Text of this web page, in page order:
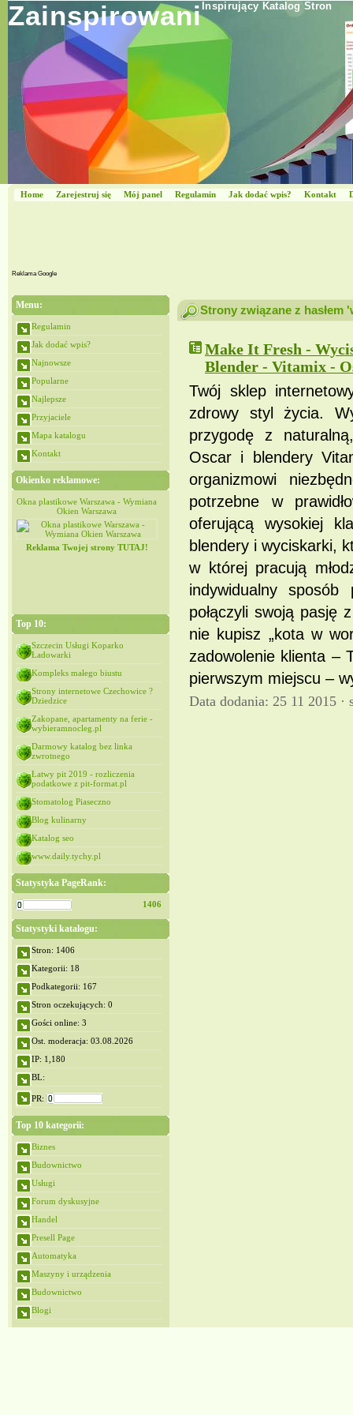
Zainspirowani Inspirujący Katalog Stron
Home Zarejestruj się Mój panel Regulamin Jak dodać wpis? Kontakt
Reklama Google
Menu:
Regulamin
Jak dodać wpis?
Najnowsze
Popularne
Najlepsze
Przyjaciele
Mapa katalogu
Kontakt
Okienko reklamowe:
Okna plastikowe Warszawa - Wymiana
Okien Warszawa
Okna plastikowe Warszawa - Wymiana
Reklama Twojej strony TUTAJ!
Top 10:
Szczecin Usługi Koparko
Ładowarki
Kompleks małego biustu
Strony internetowe Czechowice ?
Dziedzice
Zakopane, apartamenty na ferie -
wybieramnocleg.pl
Darmowy katalog bez linka
zwrotnego
Łatwy pit 2019 - rozliczenia
podatkowe z pit-format.pl
Stomatolog Piaseczno
Blog kulinarny
Katalog seo
www.daily.tychy.pl
Statystyka PageRank:
1406
Statystyki katalogu:
Stron: 1406
Kategorii: 18
Podkategorii: 167
Stron oczekujących: 0
Gości online: 3
Ost. moderacja: 03.08.2026
IP: 1,180
BL:
PR:
Top 10 kategorii:
Biznes
Budownictwo
Usługi
Forum dyskusyjne
Handel
Presell Page
Automatyka
Maszyny i urządzenia
Budownictwo
Blogi
Strony związane z hasłem
Make It Fresh -
Blender - Vitamix -
Twój sklep
zdrowy styl życia.
przygodę z
Oscar i blendery
organizmowi
potrzebne w
oferującą wysokiej
blendery i wyciskarki,
w której pracują
indywidualny
połączyli swoją
nie kupisz „kota w
zadowolenie klienta –
pierwszym miejscu –
Data dodania: 25 11 2015 ·